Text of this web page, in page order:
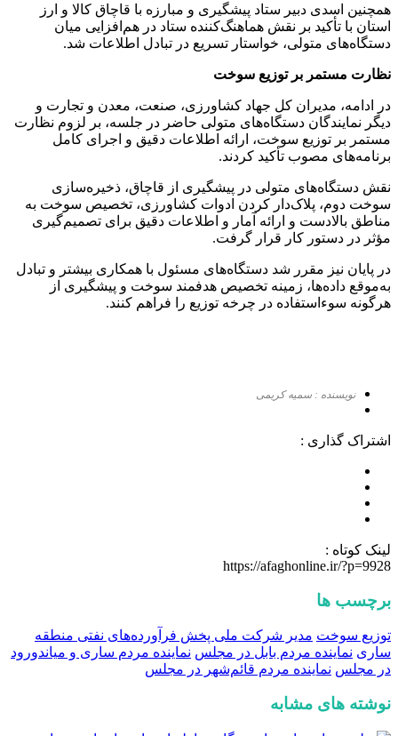
همچنین اسدی‌ دبیر ستاد پیشگیری و مبارزه با قاچاق کالا و ارز
استان با تأکید بر نقش هماهنگ‌کننده ستاد در هم‌افزایی میان
دستگاه‌های متولی، خواستار تسریع در تبادل اطلاعات شد.
نظارت مستمر بر توزیع سوخت
در ادامه، مدیران کل جهاد کشاورزی، صنعت، معدن و تجارت و
دیگر نمایندگان دستگاه‌های متولی حاضر در جلسه، بر لزوم نظارت
مستمر بر توزیع سوخت، ارائه اطلاعات دقیق و اجرای کامل
برنامه‌های مصوب تأکید کردند.
نقش دستگاه‌های متولی در پیشگیری از قاچاق، ذخیره‌سازی
سوخت دوم، پلاک‌دار کردن ادوات کشاورزی، تخصیص سوخت به
مناطق بالادست و ارائه آمار و اطلاعات دقیق برای تصمیم‌گیری
مؤثر در دستور کار قرار گرفت.
در پایان نیز مقرر شد دستگاه‌های مسئول با همکاری بیشتر و تبادل
به‌موقع داده‌ها، زمینه تخصیص هدفمند سوخت و پیشگیری از
هرگونه سوءاستفاده در چرخه توزیع را فراهم کنند.
نویسنده : سمیه کریمی
اشتراک گذاری :
لینک کوتاه :
https://afaghonline.ir/?p=9928
برچسب ها
توزیع سوخت مدیر شرکت ملی پخش فرآورده‌های نفتی منطقه
ساری نماینده مردم بابل در مجلس نماینده مردم ساری و میاندورود
در مجلس نماینده مردم قائم‌شهر در مجلس
نوشته های مشابه